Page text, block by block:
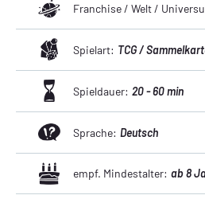
Franchise / Welt /
Spielart: TCG /
Spieldauer: 20 - 60 min
Sprache: Deutsch
empf. Mindestalter: ab 8